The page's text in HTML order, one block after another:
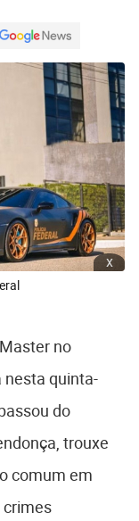
x
no
nesta quinta-
do
trouxe
comum em
crimes